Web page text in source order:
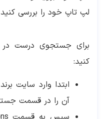
لپ تاپ خود را بررسی
برای جستجوی درست
کنید:
ابتدا وارد سایت
آن را در قسمت